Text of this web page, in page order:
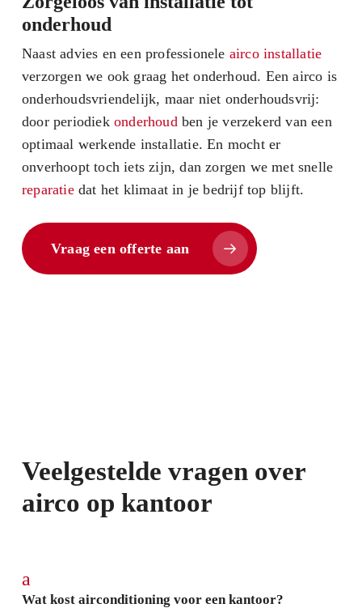
onderhoud
Naast advies en een professionele airco installatie
verzorgen we ook graag het onderhoud. Een airco is
onderhoudsvriendelijk, maar niet onderhoudsvrij:
door periodiek onderhoud ben je verzekerd van een
optimaal werkende installatie. En mocht er
onverhoopt toch iets zijn, dan zorgen we met snelle
reparatiedat het klimaat in je bedrijf top blijft.
Vraag een offerte aan
Veelgestelde vragen over
airco op kantoor
a
Wat kost airconditioning voor een kantoor?